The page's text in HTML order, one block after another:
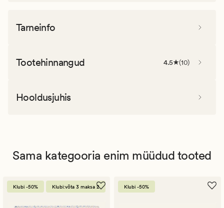
Tarneinfo
Tootehinnangud 4.5 (10)
Hooldusjuhis
Sama kategooria enim müüdud tooted
Klubi -50% Klubi:võta 3 maksa 2 Klubi -50%